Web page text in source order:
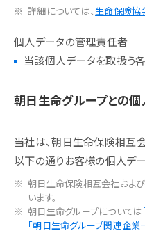
詳細については、生命保険協
個人データの管理責任者
当該個人データを取扱う
朝日生命グループとの
当社は、朝日生命保険相互
以下の通りお客様の個人デ
朝日生命保険相互会社およ
います。
朝日生命グループについては
「朝日生命グループ関連企業